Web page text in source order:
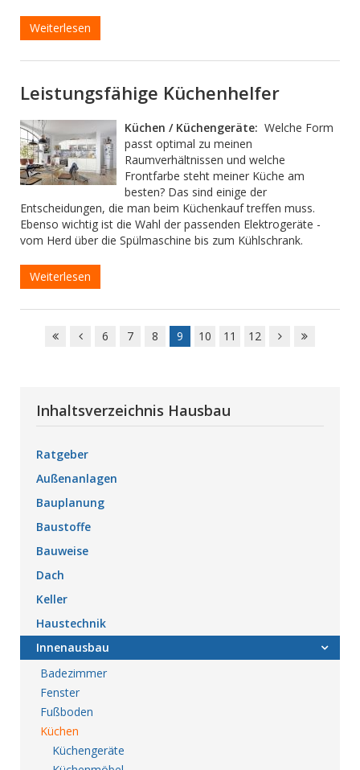
Weiterlesen
Leistungsfähige Küchenhelfer
Küchen / Küchengeräte: Welche Form
passt optimal zu meinen
Raumverhältnissen und welche
Frontfarbe steht meiner Küche am
besten? Das sind einige der
Entscheidungen, die man beim Küchenkauf treffen muss.
Ebenso wichtig ist die Wahl der passenden Elektrogeräte -
vom Herd über die Spülmaschine bis zum Kühlschrank.
Weiterlesen
6 7 8 9 10 11 12
Inhaltsverzeichnis Hausbau
Ratgeber
Außenanlagen
Bauplanung
Baustoffe
Bauweise
Dach
Keller
Haustechnik
Innenausbau
Badezimmer
Fenster
Fußboden
Küchen
Küchengeräte